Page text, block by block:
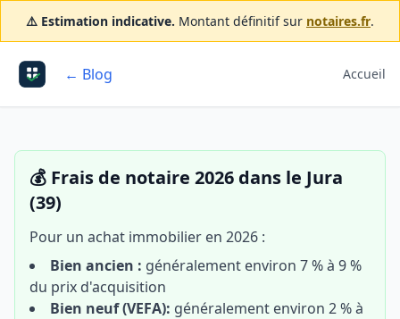
⚠️ Estimation indicative. Montant définitif sur notaires.fr.
← Blog Accueil
💰 Frais de notaire 2026 dans le Jura
(39)
Pour un achat immobilier en 2026 :
Bien ancien : généralement environ 7 % à 9 %
du prix d'acquisition
Bien neuf (VEFA): généralement environ 2 % à